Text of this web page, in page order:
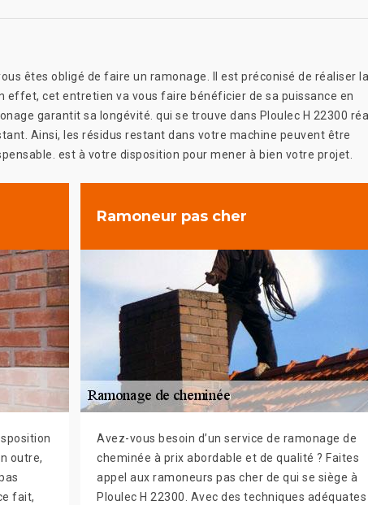
êtes obligé de faire un ramonage. Il est préconisé de réaliser la
effet, cet entretien va vous faire bénéficier de sa puissance en
garantit sa longévité. qui se trouve dans Ploulec H 22300
Ainsi, les résidus restant dans votre machine peuvent être
est à votre disposition pour mener à bien votre projet.
outre,
fait,
Ramoneur pas cher
Avez-vous besoin d’un service de ramonage de
cheminée à prix abordable et de qualité ? Faites
appel aux ramoneurs pas cher de qui se siège à
Ploulec H 22300. Avec des techniques adéquates